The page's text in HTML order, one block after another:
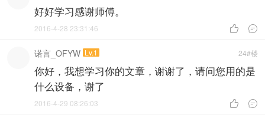
好好学习感谢师傅。
 
2016-4-28 23:31:46
24#楼
诺言_OFYW Lv.1
你好，我想学习你的文章，谢谢了，请问您用的是
什么设备，谢了
 
2016-4-29 08:26:03